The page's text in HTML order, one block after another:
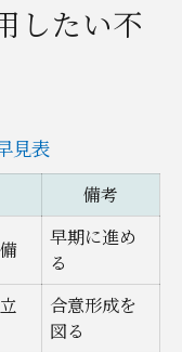
したい不
見表
備考
早期に進め
る
合意形成を
図る